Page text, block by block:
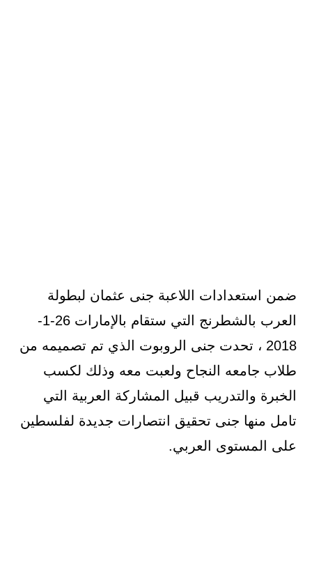
ضمن استعدادات اللاعبة جنى عثمان لبطولة
العرب بالشطرنج التي ستقام بالإمارات 26-1-
2018 ، تحدت جنى الروبوت الذي تم تصميمه من
طلاب جامعه النجاح ولعبت معه وذلك لكسب
الخبرة والتدريب قبيل المشاركة العربية التي
تامل منها جنى تحقيق انتصارات جديدة لفلسطين
على المستوى العربي.